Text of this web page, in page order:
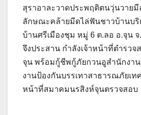
สุราอาละวาดประพฤติตนวุ่นวาย
ลักษณะคล้ายมีดไล่ฟันชาวบ้านบริ
บ้านศรีเมืองชุม หมู่ 6 ต.ลอ อ.จุน จ
จึงประสาน กำลังเจ้าหน้าที่ตำรวจ
จุน พร้อมกู้ชีพกู้ภัยกวนอูสำนักงา
งานป้องกันบรรเทาสาธารณภัยเทศ
หน้าที่สมาคมนรสิงห์จุนตรวจสอบ